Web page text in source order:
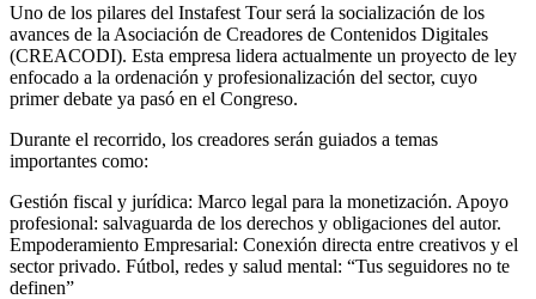
Uno de los pilares del Instafest Tour será la socialización de los
avances de la Asociación de Creadores de Contenidos Digitales
(CREACODI). Esta empresa lidera actualmente un proyecto de ley
enfocado a la ordenación y profesionalización del sector, cuyo
primer debate ya pasó en el Congreso.
Durante el recorrido, los creadores serán guiados a temas
importantes como:
Gestión fiscal y jurídica: Marco legal para la monetización. Apoyo
profesional: salvaguarda de los derechos y obligaciones del autor.
Empoderamiento Empresarial: Conexión directa entre creativos y el
sector privado. Fútbol, ​​redes y salud mental: “Tus seguidores no te
definen”